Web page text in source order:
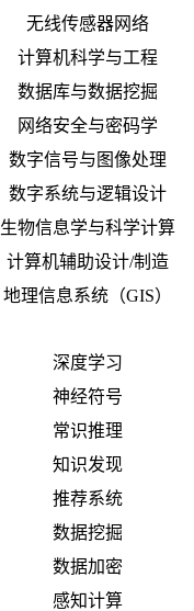
无线传感器网络
计算机科学与工程
数据库与数据挖掘
网络安全与密码学
数字信号与图像处理
数字系统与逻辑设计
生物信息学与科学计算
计算机辅助设计/制造
地理信息系统（GIS）
深度学习
神经符号
常识推理
知识发现
推荐系统
数据挖掘
数据加密
感知计算